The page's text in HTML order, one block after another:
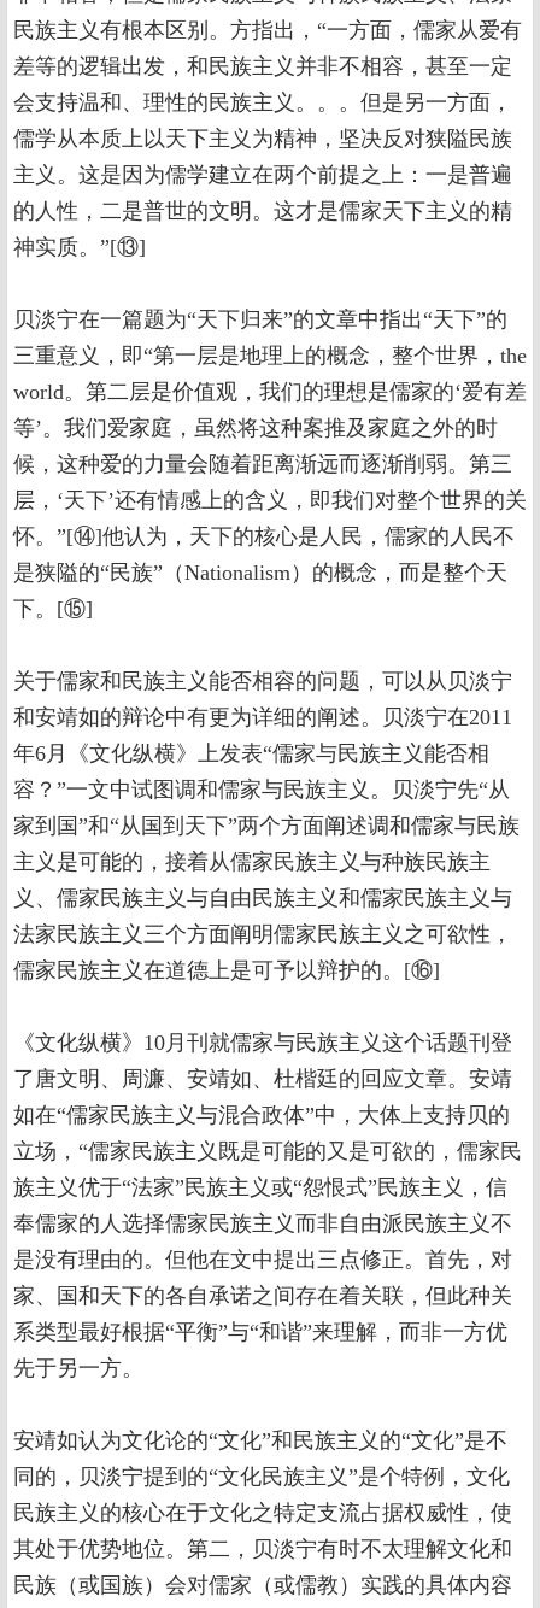
民族主义有根本区别。方指出，“一方面，儒家从爱有
差等的逻辑出发，和民族主义并非不相容，甚至一定
会支持温和、理性的民族主义。。。但是另一方面，
儒学从本质上以天下主义为精神，坚决反对狭隘民族
主义。这是因为儒学建立在两个前提之上：一是普遍
的人性，二是普世的文明。这才是儒家天下主义的精
神实质。”[⑬]
贝淡宁在一篇题为“天下归来”的文章中指出“天下”的
三重意义，即“第一层是地理上的概念，整个世界，the
world。第二层是价值观，我们的理想是儒家的‘爱有差
等’。我们爱家庭，虽然将这种案推及家庭之外的时
候，这种爱的力量会随着距离渐远而逐渐削弱。第三
层，‘天下’还有情感上的含义，即我们对整个世界的关
怀。”[⑭]他认为，天下的核心是人民，儒家的人民不
是狭隘的“民族”（Nationalism）的概念，而是整个天
下。[⑮]
关于儒家和民族主义能否相容的问题，可以从贝淡宁
和安靖如的辩论中有更为详细的阐述。贝淡宁在2011
年6月《文化纵横》上发表“儒家与民族主义能否相
容？”一文中试图调和儒家与民族主义。贝淡宁先“从
家到国”和“从国到天下”两个方面阐述调和儒家与民族
主义是可能的，接着从儒家民族主义与种族民族主
义、儒家民族主义与自由民族主义和儒家民族主义与
法家民族主义三个方面阐明儒家民族主义之可欲性，
儒家民族主义在道德上是可予以辩护的。[⑯]
《文化纵横》10月刊就儒家与民族主义这个话题刊登
了唐文明、周濂、安靖如、杜楷廷的回应文章。安靖
如在“儒家民族主义与混合政体”中，大体上支持贝的
立场，“儒家民族主义既是可能的又是可欲的，儒家民
族主义优于“法家”民族主义或“怨恨式”民族主义，信
奉儒家的人选择儒家民族主义而非自由派民族主义不
是没有理由的。但他在文中提出三点修正。首先，对
家、国和天下的各自承诺之间存在着关联，但此种关
系类型最好根据“平衡”与“和谐”来理解，而非一方优
先于另一方。
安靖如认为文化论的“文化”和民族主义的“文化”是不
同的，贝淡宁提到的“文化民族主义”是个特例，文化
民族主义的核心在于文化之特定支流占据权威性，使
其处于优势地位。第二，贝淡宁有时不太理解文化和
民族（或国族）会对儒家（或儒教）实践的具体内容